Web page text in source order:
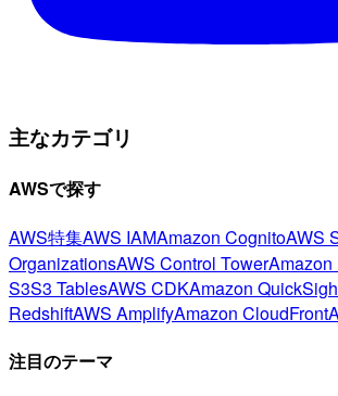
主なカテゴリ
AWSで探す
AWS特集AWS IAMAmazon CognitoAWS
OrganizationsAWS Control TowerAmazon
S3S3 TablesAWS CDKAmazon
RedshiftAWS AmplifyAmazon CloudFront
注目のテーマ